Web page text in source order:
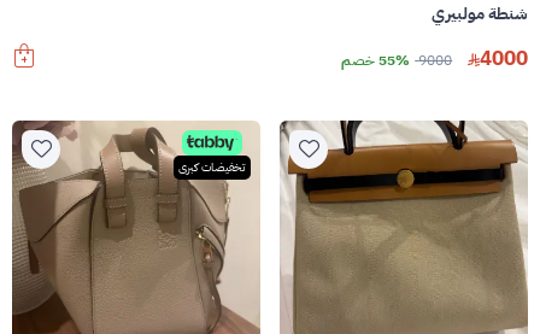
شنطة مولبيري
4000
9000 55% خصم
تخفيضات كبرى